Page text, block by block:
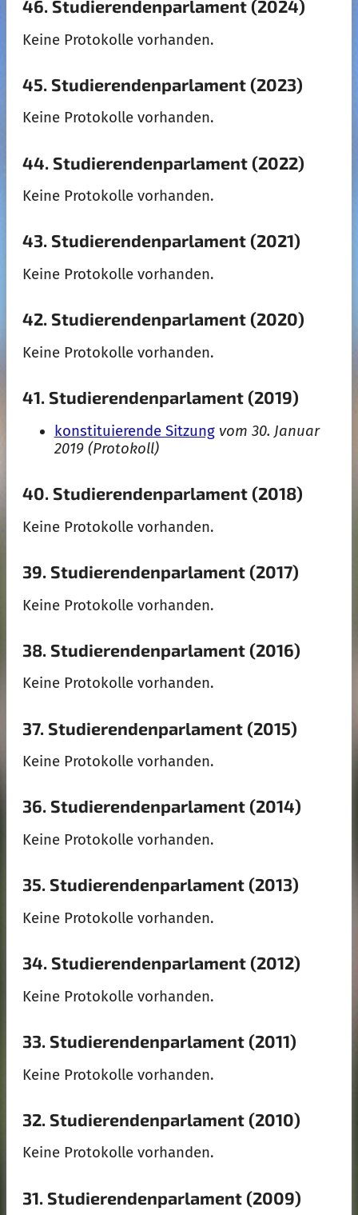
46. Studierendenparlament (2024)
Keine Protokolle vorhanden.
45. Studierendenparlament (2023)
Keine Protokolle vorhanden.
44. Studierendenparlament (2022)
Keine Protokolle vorhanden.
43. Studierendenparlament (2021)
Keine Protokolle vorhanden.
42. Studierendenparlament (2020)
Keine Protokolle vorhanden.
41. Studierendenparlament (2019)
konstituierende Sitzung vom 30. Januar
2019 (Protokoll)
40. Studierendenparlament (2018)
Keine Protokolle vorhanden.
39. Studierendenparlament (2017)
Keine Protokolle vorhanden.
38. Studierendenparlament (2016)
Keine Protokolle vorhanden.
37. Studierendenparlament (2015)
Keine Protokolle vorhanden.
36. Studierendenparlament (2014)
Keine Protokolle vorhanden.
35. Studierendenparlament (2013)
Keine Protokolle vorhanden.
34. Studierendenparlament (2012)
Keine Protokolle vorhanden.
33. Studierendenparlament (2011)
Keine Protokolle vorhanden.
32. Studierendenparlament (2010)
Keine Protokolle vorhanden.
31. Studierendenparlament (2009)